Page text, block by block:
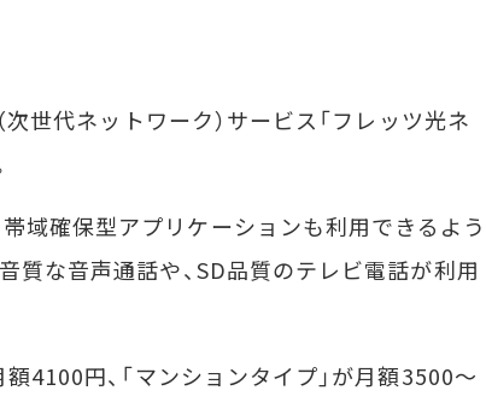
世代ネットワーク）サービス「フレッツ光ネ
域確保型アプリケーションも利用できるよう
質な音声通話や、SD品質のテレビ電話が利用
4100円、「マンションタイプ」が月額3500～